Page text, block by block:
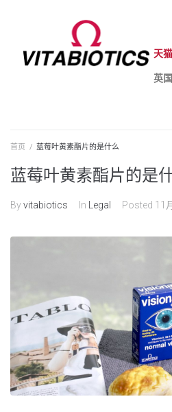
天
英
首页 / 蓝莓叶黄素酯片的是什么
蓝莓叶黄素酯片的是
Byvitabiotics In Legal Posted 11